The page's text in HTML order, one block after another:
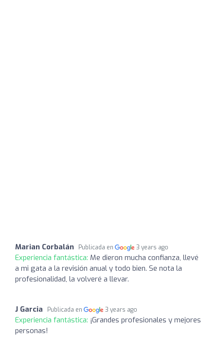
Marian Corbalán Publicada en 3 years ago
Experiencia fantástica: Me dieron mucha confianza, llevé
a mi gata a la revisión anual y todo bien. Se nota la
profesionalidad, la volveré a llevar.
J Garcia Publicada en 3 years ago
Experiencia fantástica: ¡Grandes profesionales y mejores
personas!